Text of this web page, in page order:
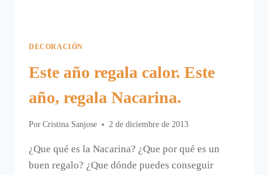
DECORACIÓN
Este año regala calor. Este
año, regala Nacarina.
Por Cristina Sanjose 2 de diciembre de 2013
¿Que qué es la Nacarina? ¿Que por qué es un
buen regalo? ¿Que dónde puedes conseguir